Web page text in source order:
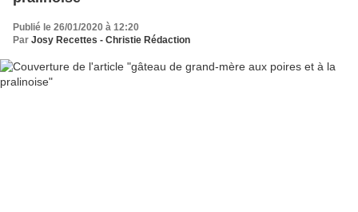
Publié le 26/01/2020 à 12:20
Par Josy Recettes - Christie Rédaction